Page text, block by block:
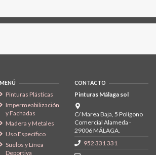
MENÚ
Pinturas Plásticas
Impermeabilización
y Fachadas
Madera y Metales
Uso Específico
Suelos y Línea
Deportiva
CONTACTO
Pinturas Málaga sol
C/ Marea Baja, 5 Polígono
Comercial Alameda ·
29006 MÁLAGA.
952 331 331